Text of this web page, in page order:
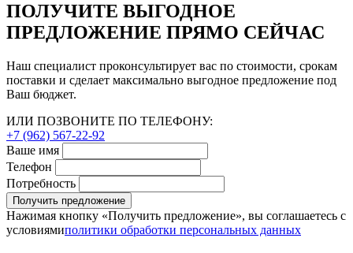
ПОЛУЧИТЕ ВЫГОДНОЕ
ПРЕДЛОЖЕНИЕ ПРЯМО СЕЙЧАС
Наш специалист проконсультирует вас по стоимости, срокам
поставки и сделает максимально выгодное предложение под
Ваш бюджет.
ИЛИ ПОЗВОНИТЕ ПО ТЕЛЕФОНУ:
+7 (962) 567-22-92
Ваше имя
Телефон
Потребность
Получить предложение
Нажимая кнопку «Получить предложение», вы соглашаетесь с
условиямиполитики обработки персональных данных